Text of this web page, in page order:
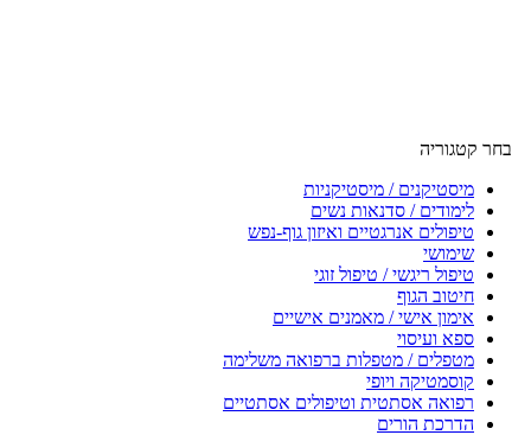
בחר קטגוריה
מיסטיקנים / מיסטיקניות
לימודים / סדנאות נשים
טיפולים אנרגטיים ואיזון גוף-נפש
שימושי
טיפול ריגשי / טיפול זוגי
חיטוב הגוף
אימון אישי / מאמנים אישיים
ספא ועיסוי
מטפלים / מטפלות ברפואה משלימה
קוסמטיקה ויופי
רפואה אסתטית וטיפולים אסתטיים
הדרכת הורים